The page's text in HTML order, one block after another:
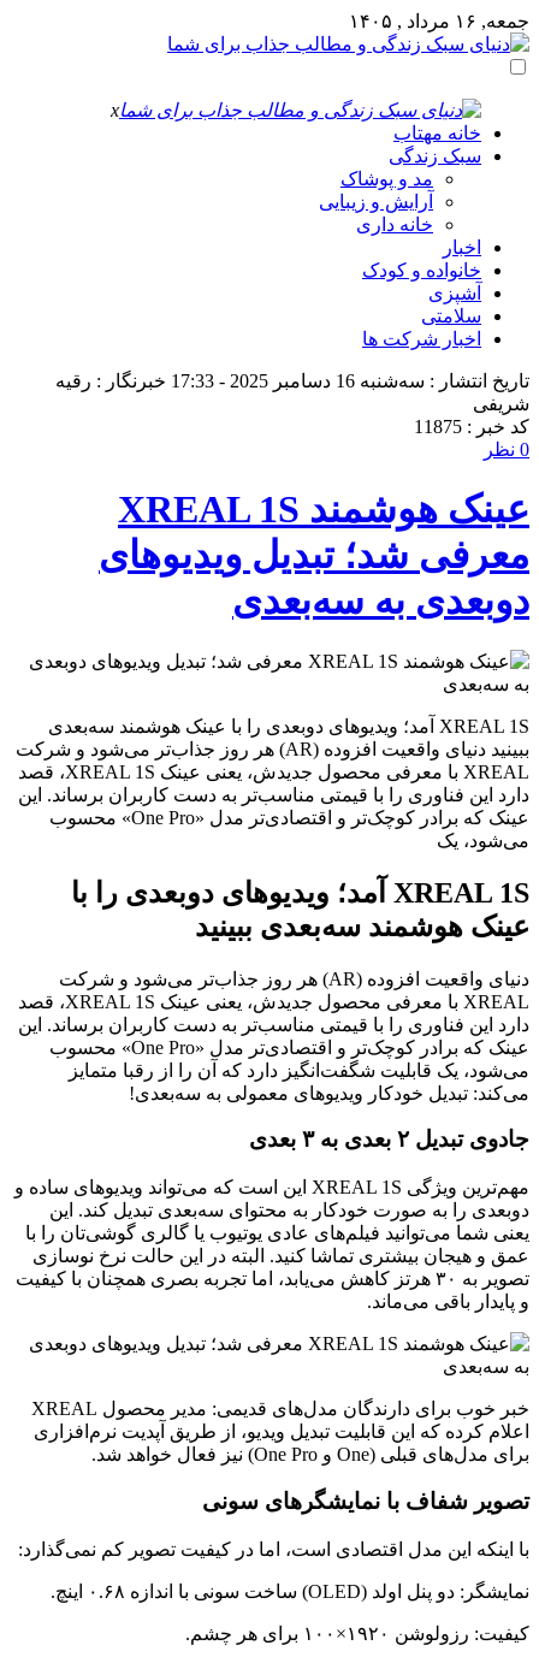
جمعه, ۱۶ مرداد , ۱۴۰۵
x
خانه مهتاب
سبک زندگی
مد و پوشاک
آرایش و زیبایی
خانه داری
اخبار
خانواده و کودک
آشپزی
سلامتی
اخبار شرکت ها
تاریخ انتشار : سه‌شنبه 16 دسامبر 2025 - 17:33
خبرنگار : رقیه
شریفی
کد خبر : 11875
0 نظر
عینک هوشمند XREAL 1S
معرفی شد؛ تبدیل ویدیوهای
دوبعدی به سه‌بعدی
XREAL 1S آمد؛ ویدیوهای دوبعدی را با عینک هوشمند سه‌بعدی
ببینید دنیای واقعیت افزوده (AR) هر روز جذاب‌تر می‌شود و شرکت
XREAL با معرفی محصول جدیدش، یعنی عینک XREAL 1S، قصد
دارد این فناوری را با قیمتی مناسب‌تر به دست کاربران برساند. این
عینک که برادر کوچک‌تر و اقتصادی‌تر مدل «One Pro» محسوب
می‌شود، یک
XREAL 1S آمد؛ ویدیوهای دوبعدی را با
عینک هوشمند سه‌بعدی ببینید
دنیای واقعیت افزوده (AR) هر روز جذاب‌تر می‌شود و شرکت
XREAL با معرفی محصول جدیدش، یعنی عینک XREAL 1S، قصد
دارد این فناوری را با قیمتی مناسب‌تر به دست کاربران برساند. این
عینک که برادر کوچک‌تر و اقتصادی‌تر مدل «One Pro» محسوب
می‌شود، یک قابلیت شگفت‌انگیز دارد که آن را از رقبا متمایز
می‌کند: تبدیل خودکار ویدیوهای معمولی به سه‌بعدی!
جادوی تبدیل ۲ بعدی به ۳ بعدی
مهم‌ترین ویژگی XREAL 1S این است که می‌تواند ویدیوهای ساده و
دوبعدی را به صورت خودکار به محتوای سه‌بعدی تبدیل کند. این
یعنی شما می‌توانید فیلم‌های عادی یوتیوب یا گالری گوشی‌تان را با
عمق و هیجان بیشتری تماشا کنید. البته در این حالت نرخ نوسازی
تصویر به ۳۰ هرتز کاهش می‌یابد، اما تجربه بصری همچنان با کیفیت
و پایدار باقی می‌ماند.
خبر خوب برای دارندگان مدل‌های قدیمی: مدیر محصول XREAL
اعلام کرده که این قابلیت تبدیل ویدیو، از طریق آپدیت نرم‌افزاری
برای مدل‌های قبلی (One و One Pro) نیز فعال خواهد شد.
تصویر شفاف با نمایشگرهای سونی
با اینکه این مدل اقتصادی است، اما در کیفیت تصویر کم نمی‌گذارد:
نمایشگر: دو پنل اولد (OLED) ساخت سونی با اندازه ۰.۶۸ اینچ.
کیفیت: رزولوشن ۱۹۲۰×۱۰۰ برای هر چشم.